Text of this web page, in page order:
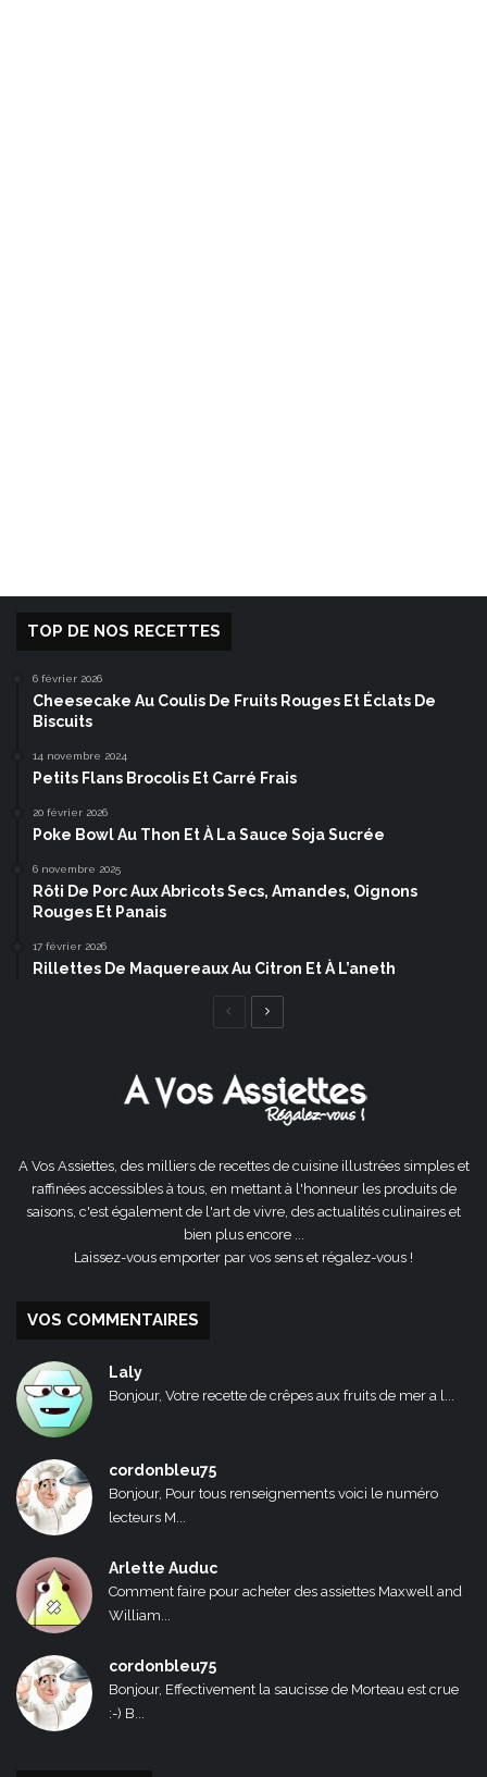
TOP DE NOS RECETTES
6 février 2026
Cheesecake Au Coulis De Fruits Rouges Et Éclats De
Biscuits
14 novembre 2024
Petits Flans Brocolis Et Carré Frais
20 février 2026
Poke Bowl Au Thon Et À La Sauce Soja Sucrée
6 novembre 2025
Rôti De Porc Aux Abricots Secs, Amandes, Oignons
Rouges Et Panais
17 février 2026
Rillettes De Maquereaux Au Citron Et À L’aneth
Page
A Vos Assiettes, des milliers de recettes de cuisine illustrées simples et
raffinées accessibles à tous, en mettant à l'honneur les produits de
saisons, c'est également de l'art de vivre, des actualités culinaires et
bien plus encore ...
Laissez-vous emporter par vos sens et régalez-vous !
VOS COMMENTAIRES
Laly
Bonjour, Votre recette de crêpes aux fruits de mer a l...
cordonbleu75
Bonjour, Pour tous renseignements voici le numéro
lecteurs M...
Arlette Auduc
Comment faire pour acheter des assiettes Maxwell and
William...
cordonbleu75
Bonjour, Effectivement la saucisse de Morteau est crue
:-) B...